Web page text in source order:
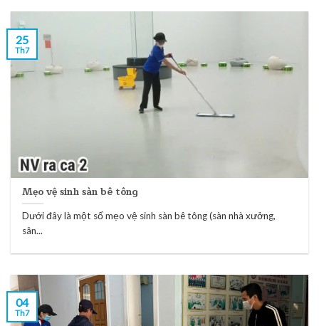
Mẹo vệ sinh sàn bê tông
Dưới đây là một số mẹo vệ sinh sàn bê tông (sàn nhà xưởng,
sân...
25
Th7
04
Th7